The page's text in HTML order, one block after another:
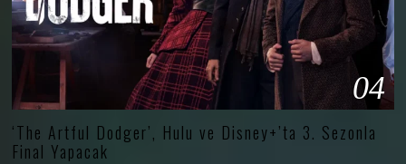
04
‘The Artful Dodger’, Hulu ve Disney+’ta 3. Sezonla
Final Yapacak